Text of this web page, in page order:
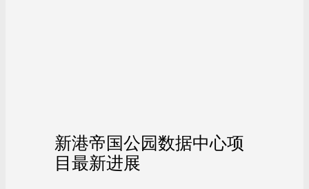
新港帝国公园数据中心项
目最新进展